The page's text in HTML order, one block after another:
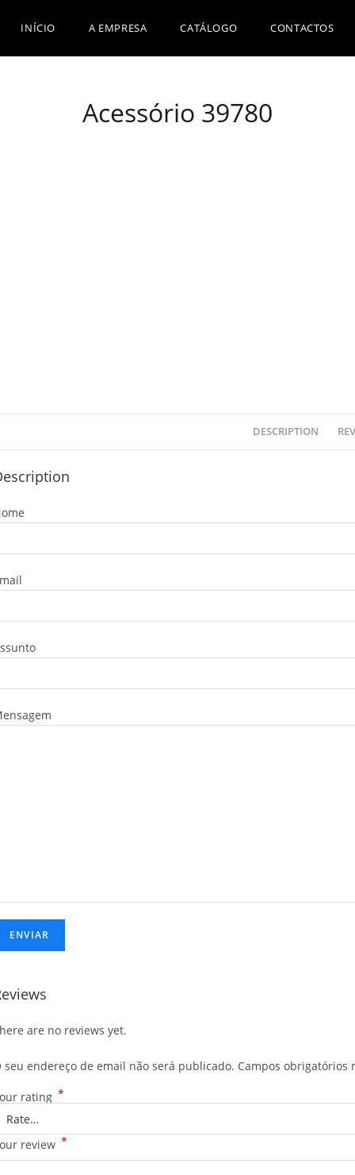
INÍCIO A EMPRESA CATÁLOGO CONTACTOS
Acessório 39780
DESCRIPTION
are no reviews yet.
seu endereço de email não será publicado. Campos obrigatórios
rating *
review *